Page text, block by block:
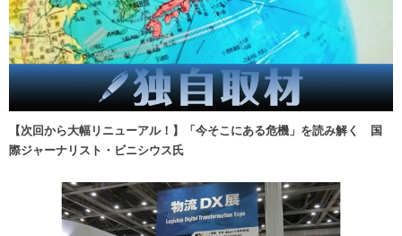
【次回から大幅リニューアル！】「今そこにある危機」を読み解く 国
際ジャーナリスト・ビニシウス氏